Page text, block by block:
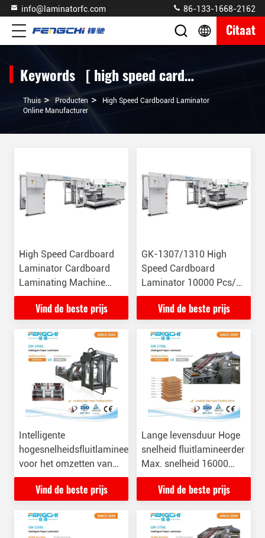
info@laminatorfc.com 86-133-1668-2162
Citaat
Keywords [ high speed cardboard laminator ] Match 357 producten
Thuis > Producten >
High Speed Cardboard Laminator
Online Manufacturer
High Speed Cardboard
Laminator Cardboard
Laminating Machine
10000 vellen/uur
Vind de beste prijs
GK-1307/1310 High
Speed Cardboard
Laminator 10000 Pcs/H
Voor wijndoos / Hang
Vind de beste prijs
Intelligente
hogesnelheidsfluitlamineermachine
voor het omzetten van
papier na het afdrukken
Vind de beste prijs
Lange levensduur Hoge
snelheid fluitlamineerder
Max. snelheid 16000
vellen/uur Voordelen
Vind de beste prijs